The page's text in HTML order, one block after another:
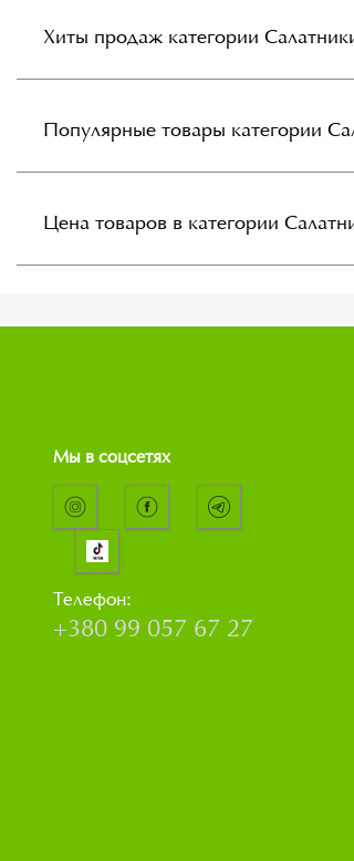
Хиты продаж категории
Популярные товары категории
Цена товаров в категории
Мы в соцсетях
Телефон:
+380 99 057 67 27